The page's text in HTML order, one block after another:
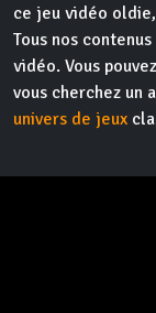
ce jeu vidéo
Tous nos
vidéo. Vous pouvez
vous cherchez un
univers de jeux